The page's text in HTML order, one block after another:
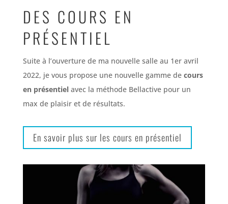
DES COURS EN
PRÉSENTIEL
Suite à l’ouverture de ma nouvelle salle au 1er avril
2022, je vous propose une nouvelle gamme de cours
en présentielavec la méthode Bellactive pour un
max de plaisir et de résultats.
En savoir plus sur les cours en présentiel